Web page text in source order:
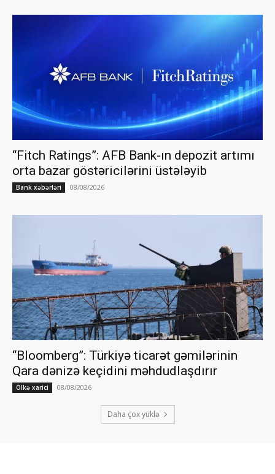
“Fitch Ratings”: AFB Bank-ın depozit artımı
orta bazar göstəricilərini üstələyib
Bank xəbərləri 08/08/2026
“Bloomberg”: Türkiyə ticarət gəmilərinin
Qara dənizə keçidini məhdudlaşdırır
Ölkə xarici 08/08/2026
Daha çox yüklə